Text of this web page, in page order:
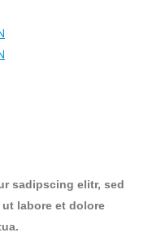
sadipscing elitr, sed
labore et dolore